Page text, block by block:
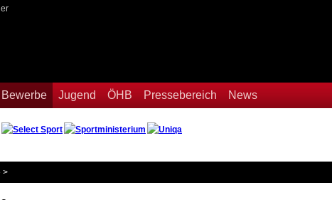
Bewerbe Jugend ÖHB Pressebereich News
>